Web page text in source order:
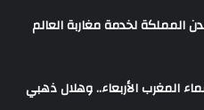
المملكة لخدمة مغاربة العالم
الأربعاء.. وهلال ذهبي